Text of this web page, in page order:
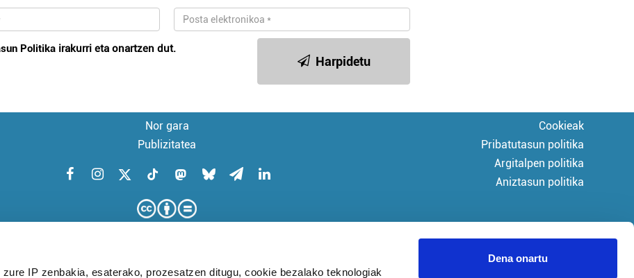
IP zenbakia, esaterako, prozesatzen ditugu, cookie bezalako teknologiak
Dena onartu
Politika irakurri eta onartzen dut.
Harpidetu
Nor gara
Publizitatea
Cookieak
Pribatutasun politika
Argitalpen politika
Aniztasun politika